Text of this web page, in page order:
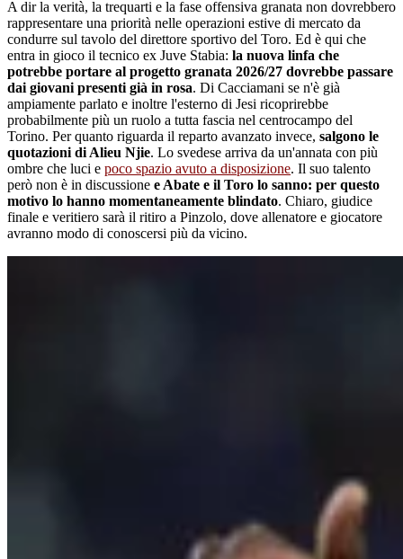
A dir la verità, la trequarti e la fase offensiva granata non dovrebbero
rappresentare una priorità nelle operazioni estive di mercato da
condurre sul tavolo del direttore sportivo del Toro. Ed è qui che
entra in gioco il tecnico ex Juve Stabia: la nuova linfa che
potrebbe portare al progetto granata 2026/27 dovrebbe passare
dai giovani presenti già in rosa. Di Cacciamani se n'è già
ampiamente parlato e inoltre l'esterno di Jesi ricoprirebbe
probabilmente più un ruolo a tutta fascia nel centrocampo del
Torino. Per quanto riguarda il reparto avanzato invece, salgono le
quotazioni di Alieu Njie. Lo svedese arriva da un'annata con più
ombre che luci e poco spazio avuto a disposizione. Il suo talento
però non è in discussione e Abate e il Toro lo sanno: per questo
motivo lo hanno momentaneamente blindato. Chiaro, giudice
finale e veritiero sarà il ritiro a Pinzolo, dove allenatore e giocatore
avranno modo di conoscersi più da vicino.